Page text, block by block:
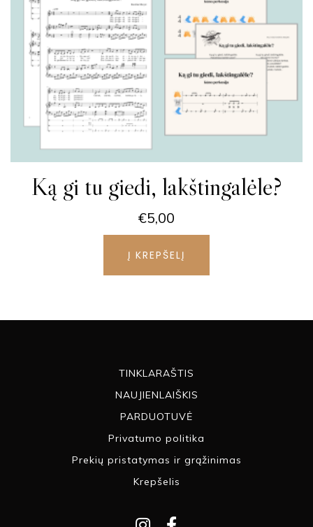
Ką gi tu giedi, lakštingalėle?
€5,00
Į KREPŠELĮ
TINKLARAŠTIS
NAUJIENLAIŠKIS
PARDUOTUVĖ
Privatumo politika
Prekių pristatymas ir grąžinimas
Krepšelis